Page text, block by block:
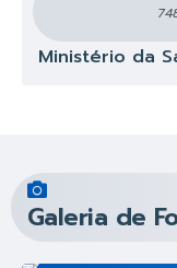
Ministério da
Galeria de